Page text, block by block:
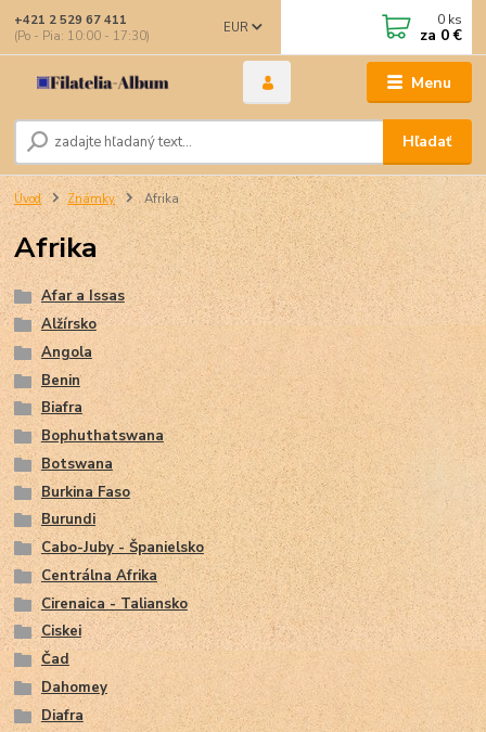
Menu
EUR
Hľadať
+421 2 529 67 411
(Po - Pia: 10:00 - 17:30)
0 ks
za 0 €
Úvod Známky Afrika
Afrika
Afar a Issas
Alžírsko
Angola
Benin
Biafra
Bophuthatswana
Botswana
Burkina Faso
Burundi
Cabo-Juby - Španielsko
Centrálna Afrika
Cirenaica - Taliansko
Ciskei
Čad
Dahomey
Diafra